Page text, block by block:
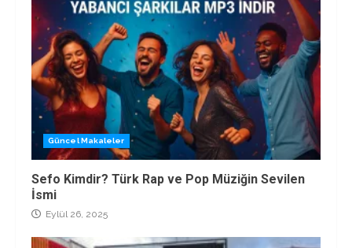
Güncel Makaleler
Sefo Kimdir? Türk Rap ve Pop Müziğin Sevilen
İsmi
Eylül 26, 2025